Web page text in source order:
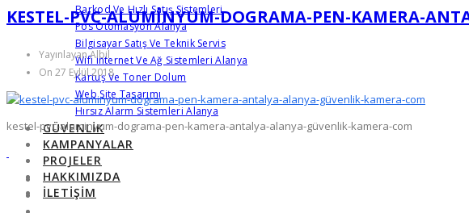
Barkod Ve Hızlı Satış Sistemleri
Pos Otomasyon Alanya
Bilgisayar Satış Ve Teknik Servis
Wifi Internet Ve Ağ Sistemleri Alanya
Kartuş Ve Toner Dolum
Web Site Tasarımı
Hırsız Alarm Sistemleri Alanya
GÜVENLIK
KAMPANYALAR
PROJELER
HAKKIMIZDA
İLETIŞIM
KESTEL-PVC-ALUMINYUM-DOGRAMA-PEN-KAMERA-
Yayınlayan Albil
On 27 Eylül 2018
kestel-pvc-aluminyum-dograma-pen-kamera-antalya-alanya-güvenlik-kamera-com